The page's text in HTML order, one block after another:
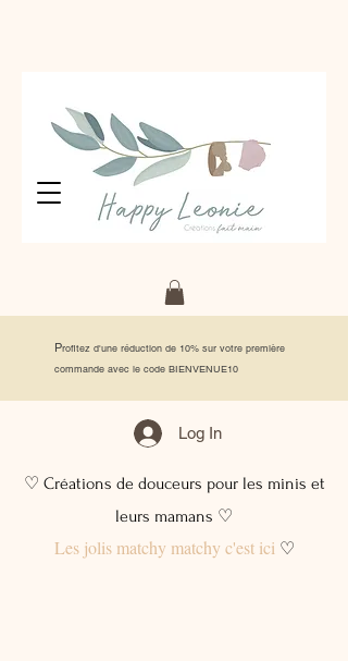
Profitez d'une réduction de 10% sur votre première
commande avec le code BIENVENUE10
Log In
♡ Créations de douceurs pour les minis et
leurs mamans ♡
Les jolis matchy matchy c'est ici♡